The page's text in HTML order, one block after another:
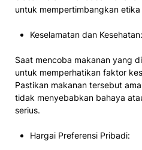
untuk mempertimbangkan etika
Keselamatan dan Kesehatan:
Saat mencoba makanan yang
untuk memperhatikan faktor
Pastikan makanan tersebut
tidak menyebabkan bahaya
serius.
Hargai Preferensi Pribadi: